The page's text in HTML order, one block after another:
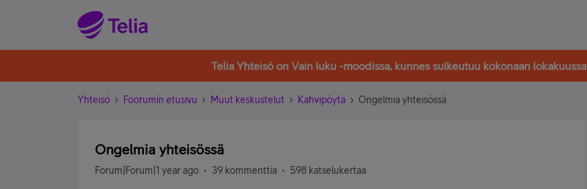
Telia Yhteisö on Vain luku -moodissa, kunnes sulkeutuu kokonaan lokakuussa
Yhteisö Foorumin etusivu Muut keskustelut Kahvipöytä Ongelmia yhteisössä
Ongelmia yhteisössä
Forum|Forum|1 year ago 39 kommenttia 598 katselukertaa